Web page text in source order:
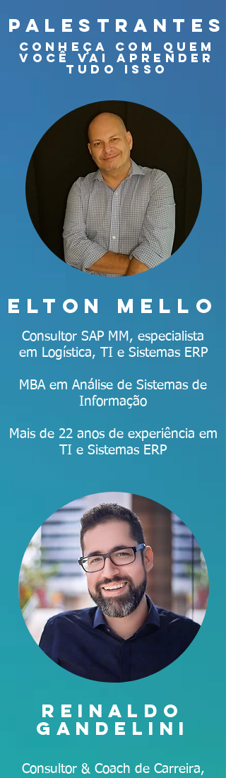
palestrantes
conheça com quem
você vai aprender
tudo isso
elton mello
Consultor SAP MM, especialista
em Logística, TI e Sistemas ERP​
MBA em Análise de Sistemas de
Informação
Mais de 22 anos de experiência em
TI e Sistemas ERP
REINALDO
GANDELINI
Consultor & Coach de Carreira,